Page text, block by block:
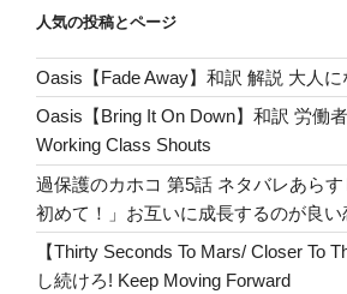
説
別
れ
の
癒
し”
の
a
e
ss
er e
b
o
o
k
人気の投稿とページ
Oasis【Fade Away】和訳 解説 大人に
Oasis【Bring It On Down】和訳 労働
Working Class Shouts
過保護のカホコ 第5話 ネタバレあら
初めて！」お互いに成長するのが良い
【Thirty Seconds To Mars/ Closer To
し続けろ! Keep Moving Forward